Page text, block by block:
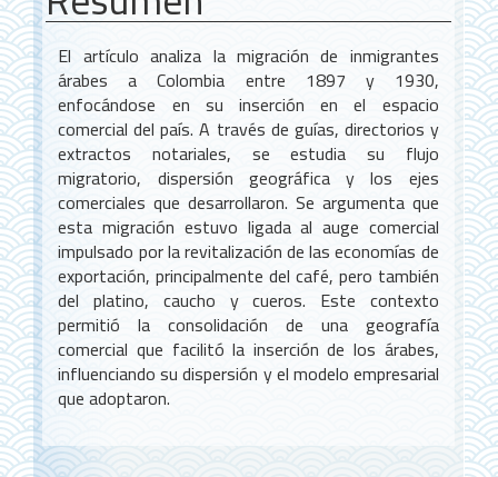
El artículo analiza la migración de inmigrantes
árabes a Colombia entre 1897 y 1930,
enfocándose en su inserción en el espacio
comercial del país. A través de guías, directorios y
extractos notariales, se estudia su flujo
migratorio, dispersión geográfica y los ejes
comerciales que desarrollaron. Se argumenta que
esta migración estuvo ligada al auge comercial
impulsado por la revitalización de las economías de
exportación, principalmente del café, pero también
del platino, caucho y cueros. Este contexto
permitió la consolidación de una geografía
comercial que facilitó la inserción de los árabes,
influenciando su dispersión y el modelo empresarial
que adoptaron.